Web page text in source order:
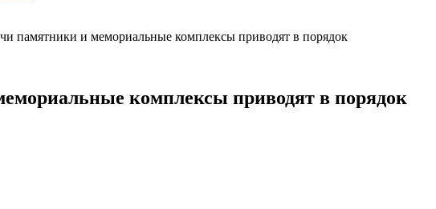
памятники и мемориальные комплексы приводят в порядок
комплексы приводят в порядок